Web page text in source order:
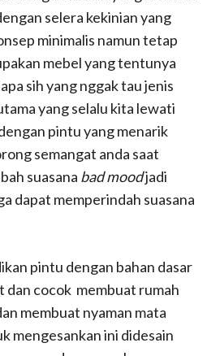
selera kekinian yang
minimalis namun tetap
mebel yang tentunya
sih yang nggak tau jenis
yang selalu kita lewati
pintu yang menarik
semangat anda saat
suasana bad moodjadi
dapat memperindah suasana
pintu dengan bahan dasar
dan cocok membuat rumah
membuat nyaman mata
mengesankan ini didesain